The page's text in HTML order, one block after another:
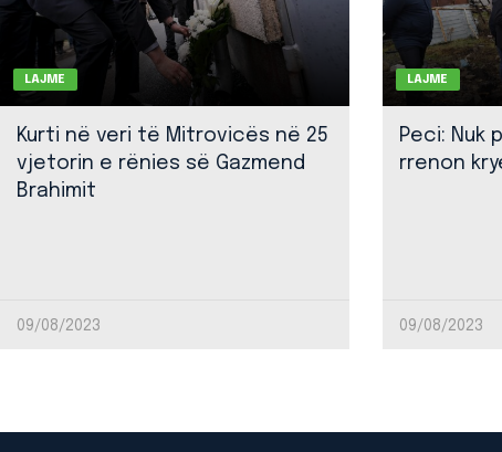
LAJME
Kurti në veri të Mitrovicës në 25
vjetorin e rënies së Gazmend
Brahimit
09/08/2023
LAJME
Peci: Nuk
rrenon
09/08/2023